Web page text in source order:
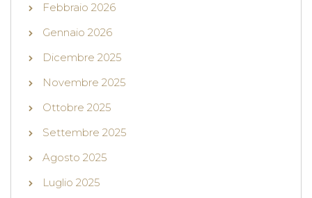
Febbraio 2026
Gennaio 2026
Dicembre 2025
Novembre 2025
Ottobre 2025
Settembre 2025
Agosto 2025
Luglio 2025